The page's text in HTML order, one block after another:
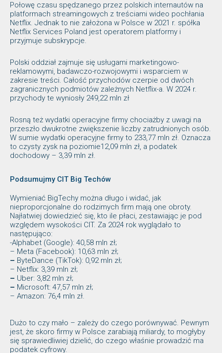
Połowę czasu spędzanego przez polskich internautów na
platformach streamingowych z treściami wideo pochłania
Netflix. Jednak to nie założona w Polsce w 2021 r. spółka
Netflix Services Poland jest operatorem platformy i
przyjmuje subskrypcje.
Polski oddział zajmuje się usługami marketingowo-
reklamowymi, badawczo-rozwojowymi i wsparciem w
zakresie treści. Całość przychodów czerpie od dwóch
zagranicznych podmiotów zależnych Netflix-a. W 2024 r.
przychody te wyniosły 249,22 mln zł
Rosną też wydatki operacyjne firmy chociażby z uwagi na
przeszło dwukrotne zwiększenie liczby zatrudnionych osób.
W sumie wydatki operacyjne firmy to 233,77 mln zł. Oznacza
to czysty zysk na poziomie12,09 mln zł, a podatek
dochodowy – 3,39 mln zł.
Podsumujmy CIT Big Techów
Wymieniać BigTechy można długo i widać, jak
nieproporcjonalne do rodzimych firm mają one obroty.
Najłatwiej dowiedzieć się, kto ile płaci, zestawiając je pod
względem wysokości CIT. Za 2024 rok wyglądało to
następująco:
-Alphabet (Google): 40,58 mln zł;
– Meta (Facebook): 10,63 mln zł;
– ByteDance (TikTok): 0,92 mln zł;
– Netflix: 3,39 mln zł;
– Uber: 3,82 mln zł;
– Microsoft: 47,57 mln zł;
– Amazon: 76,4 mln zł.
Dużo to czy mało – zależy do czego porównywać. Pewnym
jest, że skoro firmy w Polsce zarabiają miliardy, to mogłyby
się sprawiedliwiej dzielić, do czego właśnie prowadzić ma
podatek cyfrowy.